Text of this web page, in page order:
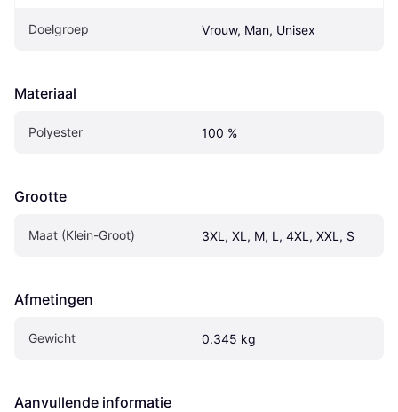
Doelgroep Vrouw, Man, Unisex
Materiaal
Polyester 100 %
Grootte
Maat (Klein-Groot) 3XL, XL, M, L, 4XL, XXL, S
Afmetingen
Gewicht 0.345 kg
Aanvullende informatie